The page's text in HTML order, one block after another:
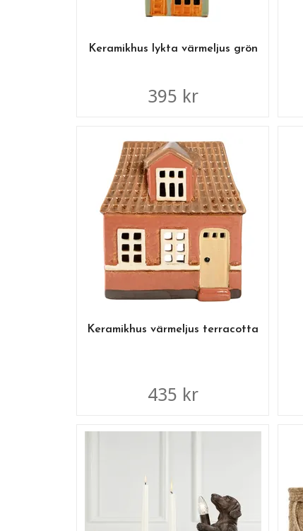
Keramikhus lykta värmeljus grön
395 kr
Keramikhus värmeljus terracotta
435 kr